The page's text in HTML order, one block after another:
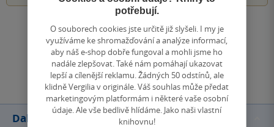
Zobrazit všechna hodnocení
Přidat hodnocení
Další knihy autora
potřebují.
O souborech cookies jste určitě již slyšeli. I my je
využíváme ke shromažďování a analýze informací,
aby náš e-shop dobře fungoval a mohli jsme ho
nadále zlepšovat. Také nám pomáhají ukazovat
lepší a cílenější reklamu. Žádných 50 odstínů, ale
klidně Vergilia v originále. Váš souhlas může předat
marketingovým platformám i některé vaše osobní
údaje. Ale vše bedlivě hlídáme. Jako naši vlastní
knihovnu!